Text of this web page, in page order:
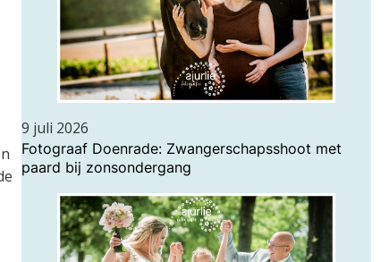
9 juli 2026
Fotograaf Doenrade: Zwangerschapsshoot met
paard bij zonsondergang